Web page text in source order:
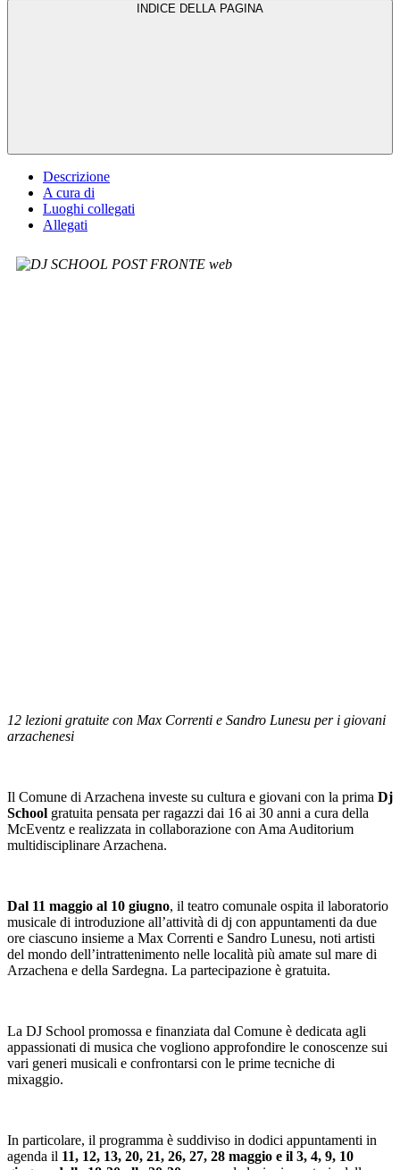
Descrizione
A cura di
Luoghi collegati
Allegati
12 lezioni gratuite con Max Correnti e Sandro Lunesu per i giovani
arzachenesi
Il Comune di Arzachena investe su cultura e giovani con la prima Dj
School gratuita pensata per ragazzi dai 16 ai 30 anni a cura della
McEventz e realizzata in collaborazione con Ama Auditorium
multidisciplinare Arzachena.
Dal 11 maggio al 10 giugno, il teatro comunale ospita il laboratorio
musicale di introduzione all’attività di dj con appuntamenti da due
ore ciascuno insieme a Max Correnti e Sandro Lunesu, noti artisti
del mondo dell’intrattenimento nelle località più amate sul mare di
Arzachena e della Sardegna. La partecipazione è gratuita.
La DJ School promossa e finanziata dal Comune è dedicata agli
appassionati di musica che vogliono approfondire le conoscenze sui
vari generi musicali e confrontarsi con le prime tecniche di
mixaggio.
In particolare, il programma è suddiviso in dodici appuntamenti in
agenda il 11, 12, 13, 20, 21, 26, 27, 28 maggio e il 3, 4, 9, 10